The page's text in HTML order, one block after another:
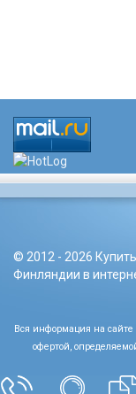
© 2012 - 2026
Финляндии в
Вся информация на сайте
офертой,